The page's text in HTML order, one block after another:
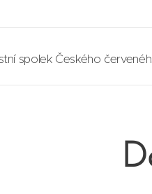
spolek Českého